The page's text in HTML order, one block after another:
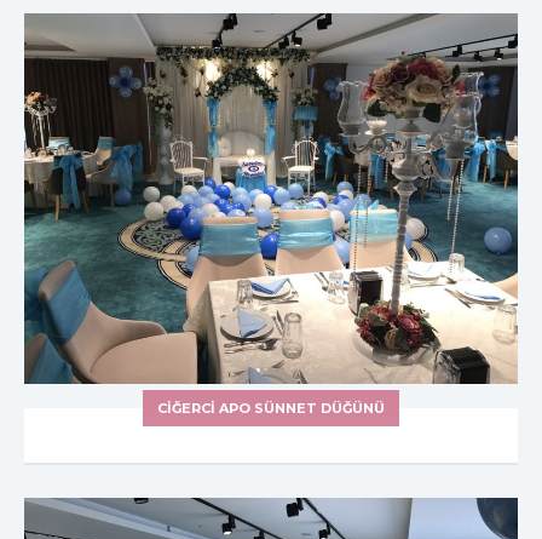
CIĞERCI APO SÜNNET DÜĞÜNÜ